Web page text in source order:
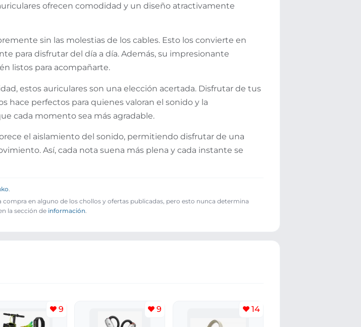
ofrecen comodidad y un diseño atractivamente
sin las molestias de los cables. Esto los convierte en
para disfrutar del día a día. Además, su impresionante
listos para acompañarte.
estos auriculares son una elección acertada. Disfrutar de tus
hace perfectos para quienes valoran el sonido y la
cada momento sea más agradable.
el aislamiento del sonido, permitiendo disfrutar de una
Así, cada nota suena más plena y cada instante se
en alguno de los chollos y ofertas publicadas, pero esto nunca determina
la sección de información
9 9 14